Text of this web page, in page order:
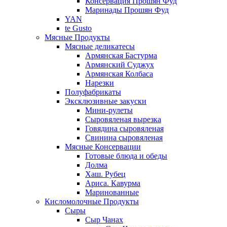
Маринады Прошян Фуд
YAN
te Gusto
Мясные Продукты
Мясные деликатесы
Армянская Бастурма
Армянский Суджух
Армянская Колбаса
Нарезки
Полуфабрикаты
Эксклюзивные закуски
Мини-рулеты
Сыровяленая вырезка
Говядина сыровяленая
Свинина сыровяленая
Мясные Консервации
Готовые блюда и обеды
Долма
Хаш. Рубец
Ариса. Кавурма
Маринованные
Кисломолочные Продукты
Сыры
Сыр Чанах